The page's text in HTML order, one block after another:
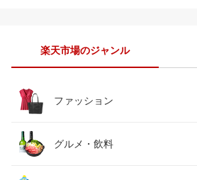
楽天市場のジャンル
ファッション
レディースファッション
グルメ・飲料